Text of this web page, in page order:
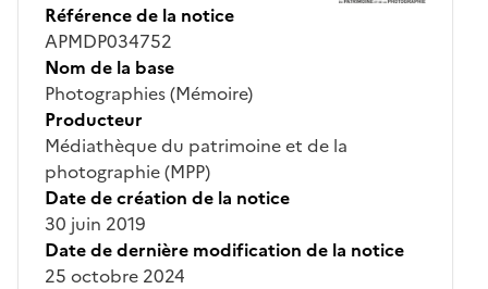
Référence de la notice
APMDP034752
Nom de la base
Photographies (Mémoire)
Producteur
Médiathèque du patrimoine et de la
photographie (MPP)
Date de création de la notice
30 juin 2019
Date de dernière modification de la notice
25 octobre 2024